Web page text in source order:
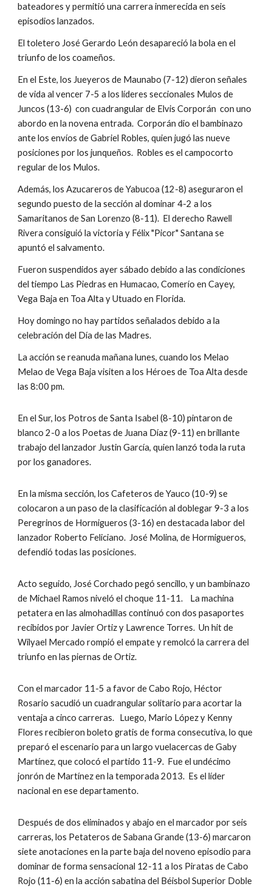
bateadores y permitió una carrera inmerecida en seis
episodios lanzados.
El toletero José Gerardo León desapareció la bola en el
triunfo de los coameños.
En el Este, los Jueyeros de Maunabo (7-12) dieron señales
de vida al vencer 7-5 a los líderes seccionales Mulos de
Juncos (13-6)  con cuadrangular de Elvis Corporán  con uno
abordo en la novena entrada.  Corporán dio el bambinazo
ante los envíos de Gabriel Robles, quien jugó las nueve
posiciones por los junqueños.  Robles es el campocorto
regular de los Mulos.
Además, los Azucareros de Yabucoa (12-8) aseguraron el
segundo puesto de la sección al dominar 4-2 a los
Samaritanos de San Lorenzo (8-11).  El derecho Rawell
Rivera consiguió la victoria y Félix "Picor" Santana se
apuntó el salvamento.
Fueron suspendidos ayer sábado debido a las condiciones
del tiempo Las Piedras en Humacao, Comerío en Cayey,
Vega Baja en Toa Alta y Utuado en Florida.
Hoy domingo no hay partidos señalados debido a la
celebración del Día de las Madres.
La acción se reanuda mañana lunes, cuando los Melao
Melao de Vega Baja visiten a los Héroes de Toa Alta desde
las 8:00 pm.
En el Sur, los Potros de Santa Isabel (8-10) pintaron de
blanco 2-0 a los Poetas de Juana Díaz (9-11) en brillante
trabajo del lanzador Justin García, quien lanzó toda la ruta
por los ganadores.
En la misma sección, los Cafeteros de Yauco (10-9) se
colocaron a un paso de la clasificación al doblegar 9-3 a los
Peregrinos de Hormigueros (3-16) en destacada labor del
lanzador Roberto Feliciano.  José Molina, de Hormigueros,
defendió todas las posiciones.
Acto seguido, José Corchado pegó sencillo, y un bambinazo
de Michael Ramos niveló el choque 11-11.    La machina
petatera en las almohadillas continuó con dos pasaportes
recibidos por Javier Ortiz y Lawrence Torres.  Un hit de
Wilyael Mercado rompió el empate y remolcó la carrera del
triunfo en las piernas de Ortiz.
Con el marcador 11-5 a favor de Cabo Rojo, Héctor
Rosario sacudió un cuadrangular solitario para acortar la
ventaja a cinco carreras.   Luego, Mario López y Kenny
Flores recibieron boleto gratis de forma consecutiva, lo que
preparó el escenario para un largo vuelacercas de Gaby
Martínez, que colocó el partido 11-9.  Fue el undécimo
jonrón de Martínez en la temporada 2013.  Es el líder
nacional en ese departamento.
Después de dos eliminados y abajo en el marcador por seis
carreras, los Petateros de Sabana Grande (13-6) marcaron
siete anotaciones en la parte baja del noveno episodio para
dominar de forma sensacional 12-11 a los Piratas de Cabo
Rojo (11-6) en la acción sabatina del Béisbol Superior Doble